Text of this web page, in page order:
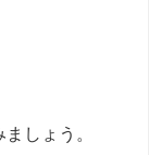
しょう。